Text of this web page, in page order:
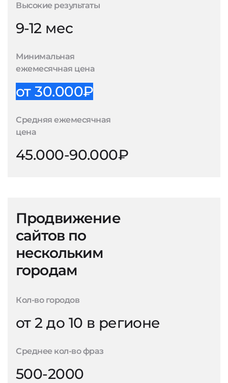
Высокие результаты
9-12 мес
Минимальная
ежемесячная цена
от 30.000₽
Средняя ежемесячная
цена
45.000-90.000₽
Продвижение
сайтов по
нескольким
городам
Кол-во городов
от 2 до 10 в регионе
Среднее кол-во фраз
500-2000